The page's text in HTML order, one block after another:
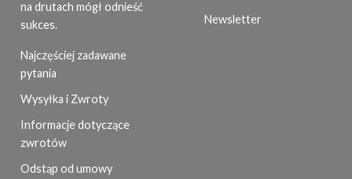
na drutach mógł odnieść
sukces.
Najczęściej zadawane
pytania
Wysyłka i Zwroty
Informacje dotyczące
zwrotów
Odstąp od umowy
Newsletter